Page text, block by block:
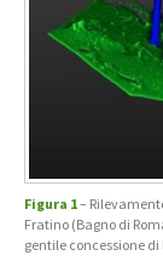
Figura 1–
Fratino (Bagno di
gentile concessione